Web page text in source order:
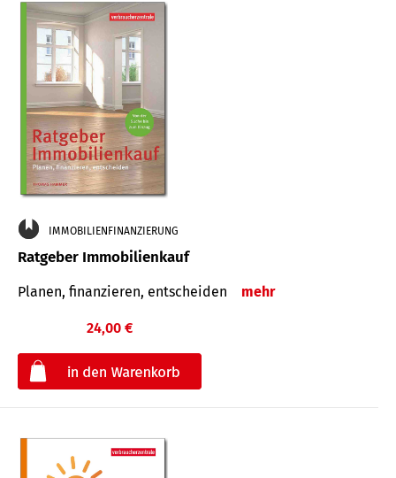
IMMOBILIENFINANZIERUNG
Ratgeber Immobilienkauf
Planen, finanzieren, entscheiden mehr
24,00 €